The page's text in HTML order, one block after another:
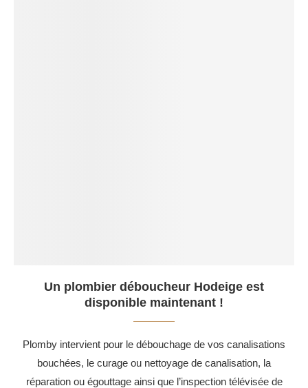
Un plombier déboucheur Hodeige est
disponible maintenant !
Plomby intervient pour le débouchage de vos canalisations
bouchées, le curage ou nettoyage de canalisation, la
réparation ou égouttage ainsi que l’inspection télévisée de